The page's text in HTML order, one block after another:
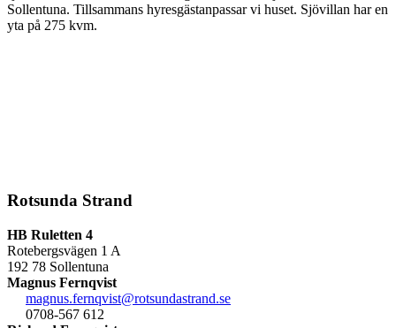
Sollentuna. Tillsammans hyresgästanpassar vi huset. Sjövillan har en
yta på 275 kvm.
Rotsunda Strand
HB Ruletten 4
Rotebergsvägen 1 A
192 78 Sollentuna
Magnus Fernqvist
magnus.fernqvist@rotsundastrand.se
0708-567 612